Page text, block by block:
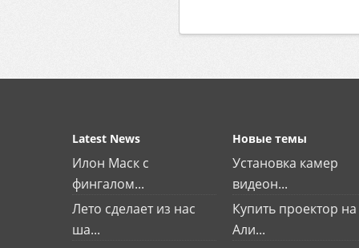
Latest News
Илон Маск с
фингалом...
Лето сделает из нас
ша...
Новые темы
Установка камер
видеон...
Купить проектор на
Али...